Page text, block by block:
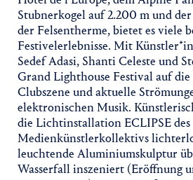
Stubnerkogel auf 2.200 m und
der Felsentherme, bietet es viele
Festivelerlebnisse. Mit
Sedef Adasi, Shanti Celeste und
Grand Lighthouse Festival auf
Clubszene und aktuelle
elektronischen Musik.
die Lichtinstallation ECLIPSE des
Medienkünstlerkollektivs
leuchtende Aluminiumskulptur
Wasserfall inszeniert (Eröffnung